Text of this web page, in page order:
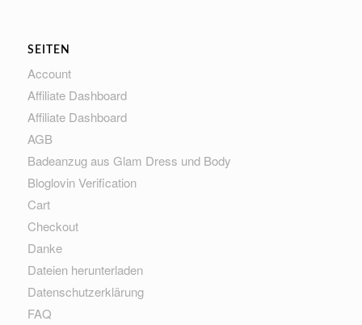
SEITEN
Account
Affiliate Dashboard
Affiliate Dashboard
AGB
Badeanzug aus Glam Dress und Body
Bloglovin Verification
Cart
Checkout
Danke
Dateien herunterladen
Datenschutzerklärung
FAQ